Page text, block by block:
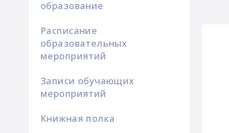
образование
Расписание
образовательных
мероприятий
Записи обучающих
мероприятий
Книжная полка